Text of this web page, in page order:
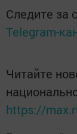
Следите
Telegram-
Читайте
https://